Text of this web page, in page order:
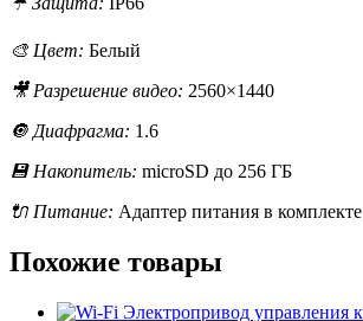
🎨 Цвет: Белый
🎥 Разрешение видео: 2560×1440
🔘 Диафрагма: 1.6
💾 Накопитель: microSD до 256 ГБ
🔌 Питание: Адаптер питания в комплекте
Похожие товары